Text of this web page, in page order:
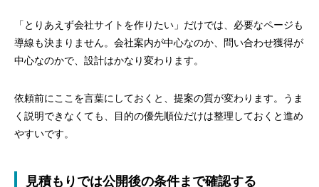
「とりあえず会社サイトを作りたい」だけでは、必要なページも
導線も決まりません。会社案内が中心なのか、問い合わせ獲得が
中心なのかで、設計はかなり変わります。
依頼前にここを言葉にしておくと、提案の質が変わります。うま
く説明できなくても、目的の優先順位だけは整理しておくと進め
やすいです。
見積もりでは公開後の条件まで確認する